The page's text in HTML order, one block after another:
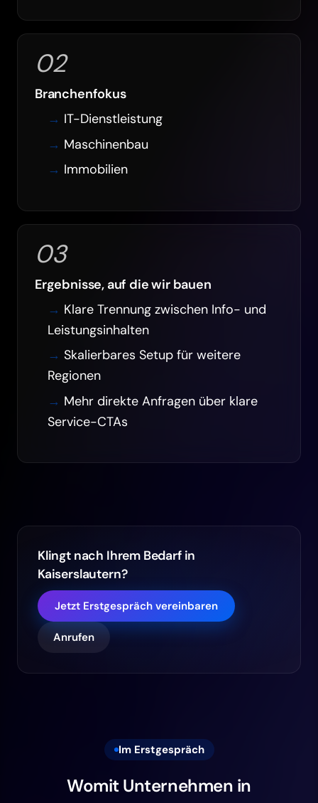
02
Branchenfokus
IT-Dienstleistung
Maschinenbau
Immobilien
03
Ergebnisse, auf die wir bauen
Klare Trennung zwischen Info- und
Leistungsinhalten
Skalierbares Setup für weitere
Regionen
Mehr direkte Anfragen über klare
Service-CTAs
Klingt nach Ihrem Bedarf in
Kaiserslautern?
Jetzt Erstgespräch vereinbaren
Anrufen
Im Erstgespräch
Womit Unternehmen in